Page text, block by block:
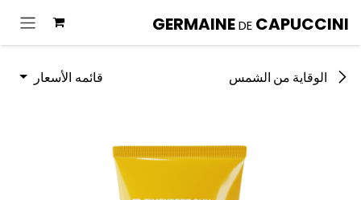
GERMAINEDE CAPUCCINI
الوقاية من الشمس قائمه الأسعار